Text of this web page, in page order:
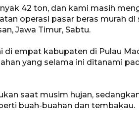
42 ton, dan kami masih
operasi pasar beras murah
Jawa Timur, Sabtu.
di empat kabupaten di Pulau
yang selama ini ditanami
saat musim hujan,
buah-buahan dan tembakau.